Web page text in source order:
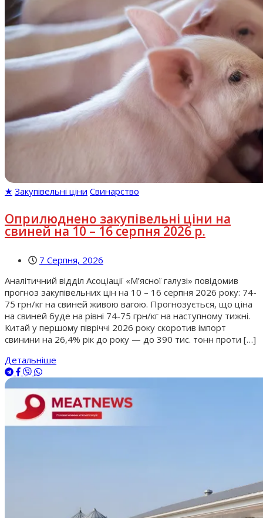
★ Закупівельні ціни Свинарство
Оприлюднено закупівельні ціни на
свиней на 10 – 16 серпня 2026 р.
7 Серпня, 2026
Аналітичний відділ Асоціації «М’ясної галузі» повідомив
прогноз закупівельних цін на 10 – 16 серпня 2026 року: 74-
75 грн/кг на свиней живою вагою. Прогнозується, що ціна
на свиней буде на рівні 74-75 грн/кг на наступному тижні.
Китай у першому півріччі 2026 року скоротив імпорт
свинини на 26,4% рік до року — до 390 тис. тонн проти […]
Детальніше